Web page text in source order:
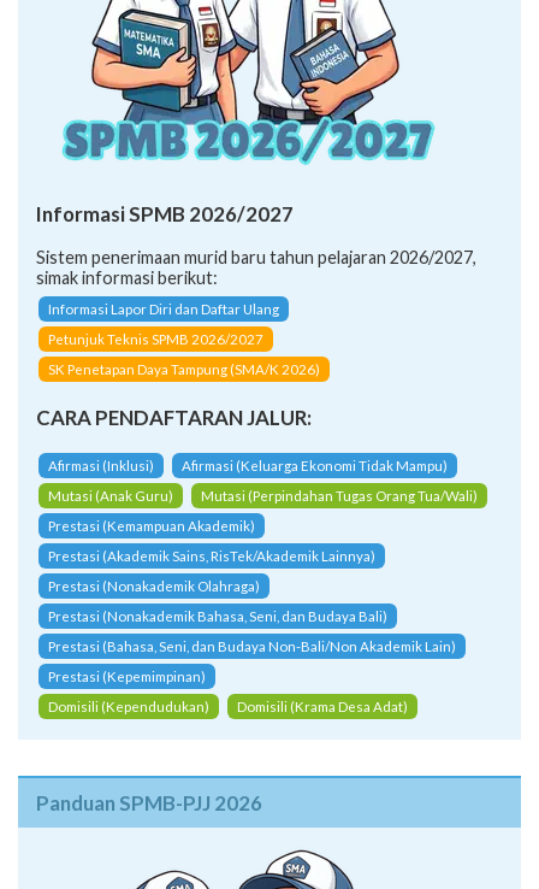
Informasi SPMB 2026/2027
Sistem penerimaan murid baru tahun pelajaran 2026/2027,
simak informasi berikut:
Informasi Lapor Diri dan Daftar Ulang
Petunjuk Teknis SPMB 2026/2027
SK Penetapan Daya Tampung (SMA/K 2026)
CARA PENDAFTARAN JALUR:
Afirmasi (Inklusi)
Afirmasi (Keluarga Ekonomi Tidak Mampu)
Mutasi (Anak Guru)
Mutasi (Perpindahan Tugas Orang Tua/Wali)
Prestasi (Kemampuan Akademik)
Prestasi (Akademik Sains, RisTek/Akademik Lainnya)
Prestasi (Nonakademik Olahraga)
Prestasi (Nonakademik Bahasa, Seni, dan Budaya Bali)
Prestasi (Bahasa, Seni, dan Budaya Non-Bali/Non Akademik Lain)
Prestasi (Kepemimpinan)
Domisili (Kependudukan)
Domisili (Krama Desa Adat)
Panduan SPMB-PJJ 2026